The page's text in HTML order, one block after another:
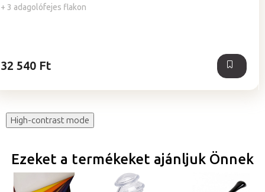
+ 3 adagolófejes flakon
értékelése
32 540 Ft
High-contrast mode
Ezeket a termékeket ajánljuk Önnek